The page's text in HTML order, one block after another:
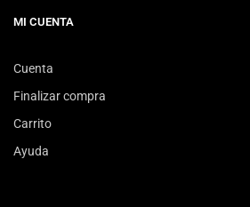
MI CUENTA
Cuenta
Finalizar compra
Carrito
Ayuda